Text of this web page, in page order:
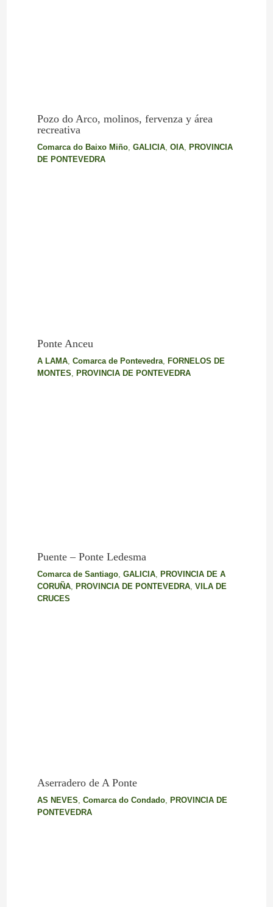
Pozo do Arco, molinos, fervenza y área
recreativa
Comarca do Baixo Miño, GALICIA, OIA, PROVINCIA
DE PONTEVEDRA
Ponte Anceu
A LAMA, Comarca de Pontevedra,
FORNELOS DE
MONTES
PROVINCIA DE PONTEVEDRA
Puente – Ponte Ledesma
Comarca de Santiago, GALICIA, PROVINCIA DE A
CORUÑA, PROVINCIA DE PONTEVEDRA, VILA DE
CRUCES
Aserradero de A Ponte
AS NEVES Comarca do Condado, PROVINCIA DE
PONTEVEDRA